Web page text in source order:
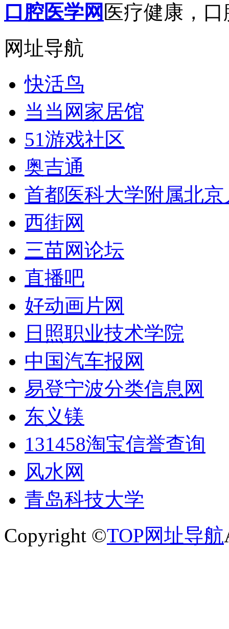
口腔医学网 医疗健康，
网址导航
快活鸟
当当网家居馆
51游戏社区
奥吉通
首都医科大学附属北
西街网
三苗网论坛
直播吧
好动画片网
日照职业技术学院
中国汽车报网
易登宁波分类信息网
东义镁
131458淘宝信誉查询
风水网
青岛科技大学
Copyright ©TOP网址导航